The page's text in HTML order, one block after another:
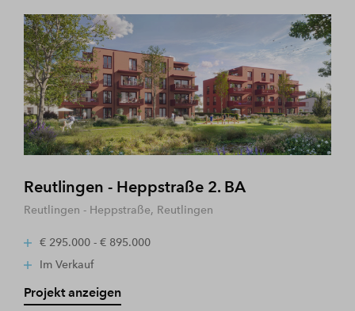
Reutlingen - Heppstraße 2. BA
Reutlingen - Heppstraße, Reutlingen
€ 295.000 - € 895.000
Im Verkauf
Projekt anzeigen